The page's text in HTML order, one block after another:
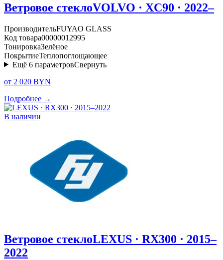
Ветровое стеклоVOLVO · XC90 · 2022–
ПроизводительFUYAO GLASS
Код товара00000012995
ТонировкаЗелёное
ПокрытиеТеплопоглощающее
Ещё 6 параметровСвернуть
от 2 020 BYN
Подробнее →
В наличии
Ветровое стеклоLEXUS · RX300 · 2015–
2022